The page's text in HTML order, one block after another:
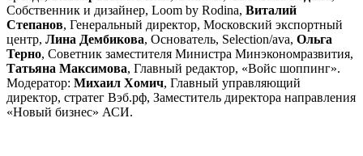
Собственник и дизайнер, Loom by Rodina, Виталий
Степанов, Генеральный директор, Московский экспортный
центр, Лина Дембикова, Основатель, Selection/ava, Ольга
Терно, Советник заместителя Министра Минэкономразвития,
Татьяна Максимова, Главный редактор, «Войс шоппинг».
Модератор: Михаил Хомич, Главный управляющий
директор, стратег Вэб.рф, Заместитель директора направления
«Новый бизнес» АСИ.